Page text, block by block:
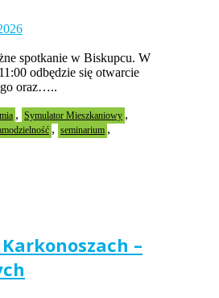
spotkanie w Biskupcu. W
odbędzie się otwarcie
oraz…..
, Symulator Mieszkaniowy ,
, seminarium ,
–